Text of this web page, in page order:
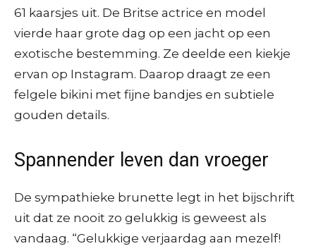
61 kaarsjes uit. De Britse actrice en model
vierde haar grote dag op een jacht op een
exotische bestemming. Ze deelde een kiekje
ervan op Instagram. Daarop draagt ze een
felgele bikini met fijne bandjes en subtiele
gouden details.
Spannender leven dan vroeger
De sympathieke brunette legt in het bijschrift
uit dat ze nooit zo gelukkig is geweest als
vandaag. “Gelukkige verjaardag aan mezelf!